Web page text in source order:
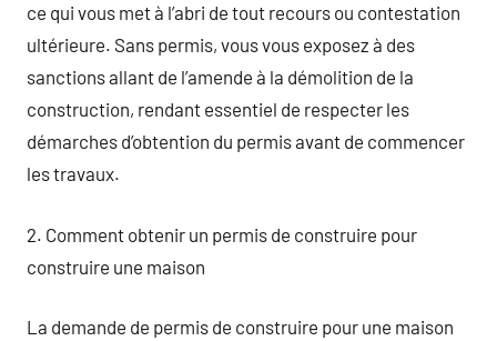
ce qui vous met à l’abri de tout recours ou contestation
ultérieure. Sans permis, vous vous exposez à des
sanctions allant de l’amende à la démolition de la
construction, rendant essentiel de respecter les
démarches d’obtention du permis avant de commencer
les travaux.
2. Comment obtenir un permis de construire pour
construire une maison
La demande de permis de construire pour une maison